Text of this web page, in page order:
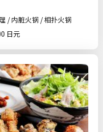
/ 内脏火锅 / 相扑火锅
日元